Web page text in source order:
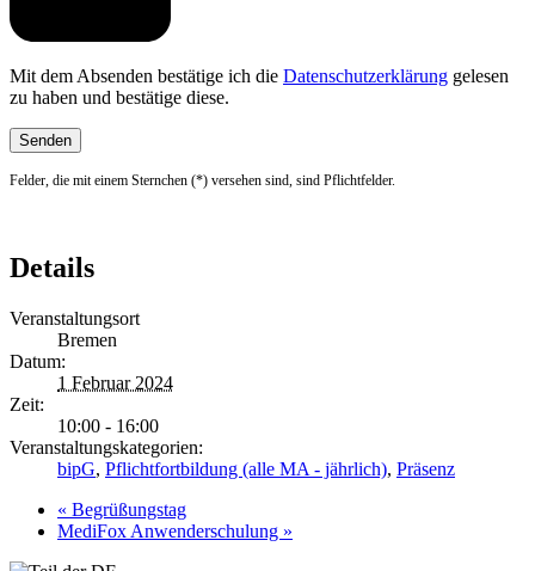
Mit dem Absenden bestätige ich die Datenschutzerklärung gelesen
zu haben und bestätige diese.
Felder, die mit einem Sternchen (*) versehen sind, sind Pflichtfelder.
Details
Veranstaltungsort
Bremen
Datum:
1 Februar 2024
Zeit:
10:00 - 16:00
Veranstaltungskategorien:
bipG, Pflichtfortbildung (alle MA - jährlich), Präsenz
« Begrüßungstag
MediFox Anwenderschulung »